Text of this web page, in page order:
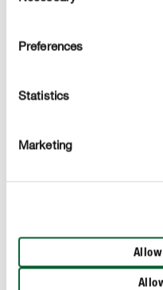
Preferences
Statistics
Marketing
kälteempfindlich sind,
Frost beendet sein.
Gartenkürbis richtig lagern
die Schale nicht
ist. Die Früchte sollten
diese kühl, trocken,
geschützt erfolgen sollte.
Podcast: Kürbis pflanzen &